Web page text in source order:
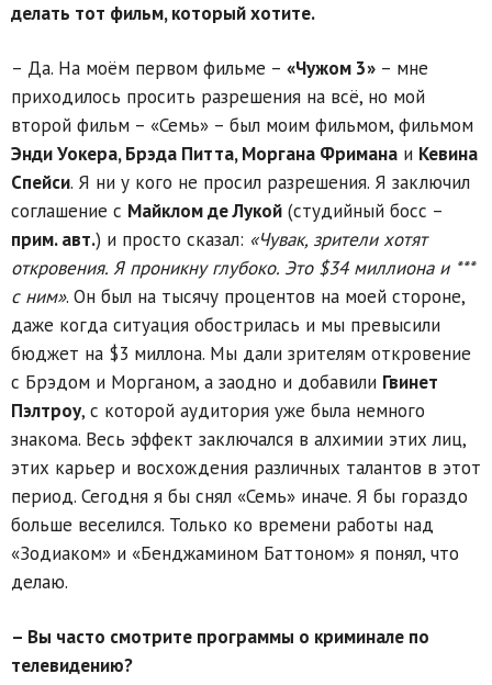
делать тот фильм, который хотите.
– Да. На моём первом фильме – «Чужом 3» – мне
приходилось просить разрешения на всё, но мой
второй фильм – «Семь» – был моим фильмом, фильмом
Энди Уокера, Брэда Питта, Моргана Фримана и Кевина
Спейси. Я ни у кого не просил разрешения. Я заключил
соглашение с Майклом де Лукой (студийный босс –
прим. авт.) и просто сказал: «Чувак, зрители хотят
откровения. Я проникну глубоко. Это $34 миллиона и ***
с ним». Он был на тысячу процентов на моей стороне,
даже когда ситуация обострилась и мы превысили
бюджет на $3 миллона. Мы дали зрителям откровение
с Брэдом и Морганом, а заодно и добавили Гвинет
Пэлтроу, с которой аудитория уже была немного
знакома. Весь эффект заключался в алхимии этих лиц,
этих карьер и восхождения различных талантов в этот
период. Сегодня я бы снял «Семь» иначе. Я бы гораздо
больше веселился. Только ко времени работы над
«Зодиаком» и «Бенджамином Баттоном» я понял, что
делаю.
– Вы часто смотрите программы о криминале по
телевидению?